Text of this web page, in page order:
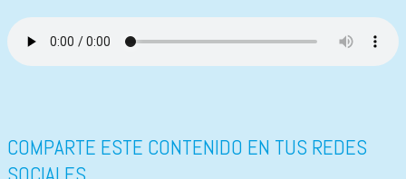
COMPARTE ESTE CONTENIDO EN TUS REDES